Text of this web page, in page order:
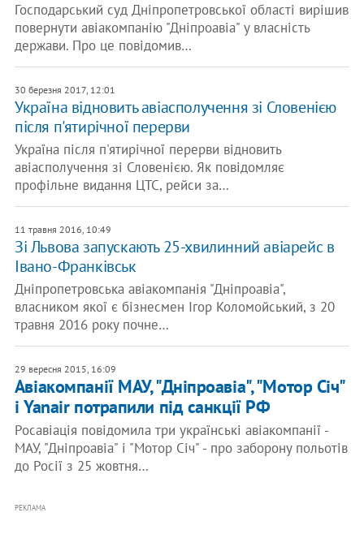
Господарський суд Дніпропетровської області вирішив
повернути авіакомпанію "Дніпроавіа" у власність
держави. Про це повідомив…
30 березня 2017, 12:01
Україна відновить авіасполучення зі Словенією
після п'ятирічної перерви
Україна після п'ятирічної перерви відновить
авіасполучення зі Словенією. Як повідомляє
профільне видання ЦТС, рейси за…
11 травня 2016, 10:49
Зі Львова запускають 25-хвилинний авіарейс в
Івано-Франківськ
Дніпропетровська авіакомпанія "Дніпроавіа",
власником якої є бізнесмен Ігор Коломойський, з 20
травня 2016 року почне…
29 вересня 2015, 16:09
Авіакомпанії МАУ, "Дніпроавіа", "Мотор Січ"
і Yanair потрапили під санкції РФ
Росавіація повідомила три українські авіакомпанії -
МАУ, "Дніпроавіа" і "Мотор Січ" - про заборону польотів
до Росії з 25 жовтня…
РЕКЛАМА